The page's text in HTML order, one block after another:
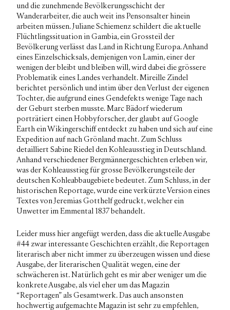
und die zunehmende Bevölkerungsschicht der
Wanderarbeiter, die auch weit ins Pensonsalter hinein
arbeiten müssen. Juliane Schiemenz schildert die aktuelle
Flüchtlingssituation in Gambia, ein Grossteil der
Bevölkerung verlässt das Land in Richtung Europa. Anhand
eines Einzelschicksals, demjenigen von Lamin, einer der
wenigen der bleibt und bleiben will, wird dabei die grössere
Problematik eines Landes verhandelt. Mireille Zindel
berichtet persönlich und intim über den Verlust der eigenen
Tochter, die aufgrund eines Gendefekts wenige Tage nach
der Geburt sterben musste. Marc Bädorf wiederum
porträtiert einen Hobbyforscher, der glaubt auf Google
Earth ein Wikingerschiff entdeckt zu haben und sich auf eine
Expedition auf nach Grönland macht. Zum Schluss
detailliert Sabine Riedel den Kohleausstieg in Deutschland.
Anhand verschiedener Bergmännergeschichten erleben wir,
was der Kohleausstieg für grosse Bevölkerungsteile der
deutschen Kohleabbaugebiete bedeutet. Zum Schluss, in der
historischen Reportage, wurde eine verkürzte Version eines
Textes von Jeremias Gotthelf gedruckt, welcher ein
Unwetter im Emmental 1837 behandelt.
Leider muss hier angefügt werden, dass die aktuelle Ausgabe
#44 zwar interessante Geschichten erzählt, die Reportagen
literarisch aber nicht immer zu überzeugen wissen und diese
Ausgabe, der literarischen Qualität wegen, eine der
schwächeren ist. Natürlich geht es mir aber weniger um die
konkrete Ausgabe, als viel eher um das Magazin
“Reportagen” als Gesamtwerk. Das auch ansonsten
hochwertig aufgemachte Magazin ist sehr zu empfehlen,